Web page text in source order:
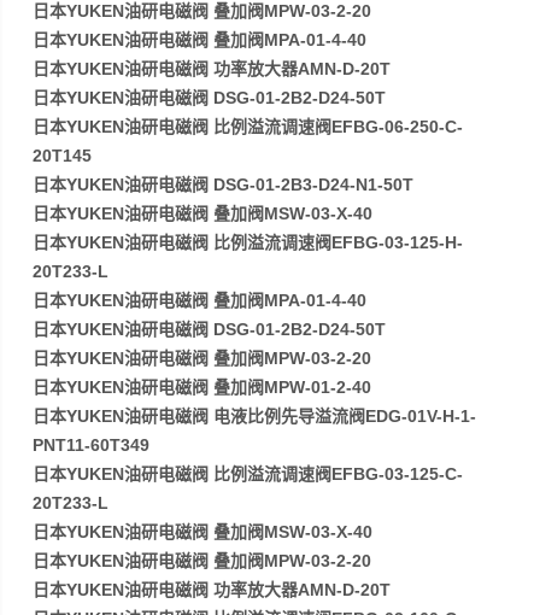
日本YUKEN油研电磁阀 叠加阀MPW-03-2-20
日本YUKEN油研电磁阀 叠加阀MPA-01-4-40
日本YUKEN油研电磁阀 功率放大器AMN-D-20T
日本YUKEN油研电磁阀 DSG-01-2B2-D24-50T
日本YUKEN油研电磁阀 比例溢流调速阀EFBG-06-250-C-
20T145
日本YUKEN油研电磁阀 DSG-01-2B3-D24-N1-50T
日本YUKEN油研电磁阀 叠加阀MSW-03-X-40
日本YUKEN油研电磁阀 比例溢流调速阀EFBG-03-125-H-
20T233-L
日本YUKEN油研电磁阀 叠加阀MPA-01-4-40
日本YUKEN油研电磁阀 DSG-01-2B2-D24-50T
日本YUKEN油研电磁阀 叠加阀MPW-03-2-20
日本YUKEN油研电磁阀 叠加阀MPW-01-2-40
日本YUKEN油研电磁阀 电液比例先导溢流阀EDG-01V-H-1-
PNT11-60T349
日本YUKEN油研电磁阀 比例溢流调速阀EFBG-03-125-C-
20T233-L
日本YUKEN油研电磁阀 叠加阀MSW-03-X-40
日本YUKEN油研电磁阀 叠加阀MPW-03-2-20
日本YUKEN油研电磁阀 功率放大器AMN-D-20T